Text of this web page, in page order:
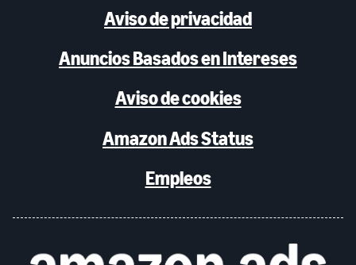
Aviso de privacidad
Anuncios Basados en Intereses
Aviso de cookies
Amazon Ads Status
Empleos